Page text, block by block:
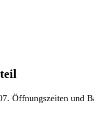
Öffnungszeiten und